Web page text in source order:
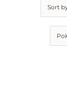
Sort